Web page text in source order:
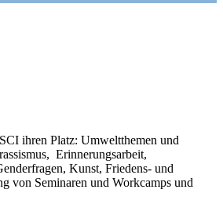
ihren Platz: Umweltthemen und
Erinnerungsarbeit,
Kunst, Friedens- und
von Seminaren und Workcamps und